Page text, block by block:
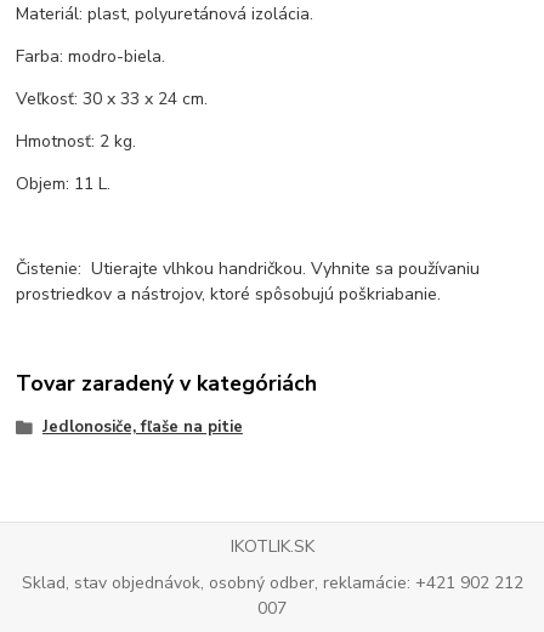
Materiál: plast, polyuretánová izolácia.
Farba: modro-biela.
Veľkosť: 30 x 33 x 24 cm.
Hmotnosť: 2 kg.
Objem: 11 L.
Čistenie: Utierajte vlhkou handričkou. Vyhnite sa používaniu
prostriedkov a nástrojov, ktoré spôsobujú poškriabanie.
Tovar zaradený v kategóriách
Jedlonosiče, fľaše na pitie
IKOTLIK.SK
Sklad, stav objednávok, osobný odber, reklamácie: +421 902 212
007